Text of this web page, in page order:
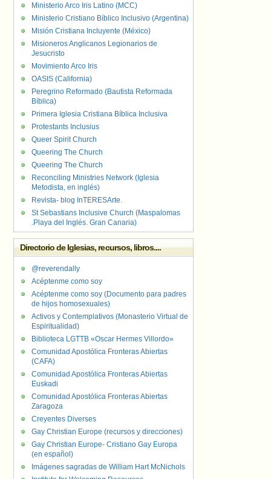
Ministerio Arco Iris Latino (MCC)
Ministerio Cristiano Bíblico Inclusivo (Argentina)
Misión Cristiana Incluyente (México)
Misioneros Anglicanos Legionarios de
Jesucristo
Movimiento Arco Iris
OASIS (California)
Peregrino Reformado (Bautista Reformada
Bíblica)
Primera Iglesia Cristiana Bíblica Inclusiva
Protestants Inclusius
Queer Spirit Church
Queering The Church
Queering The Church
Reconciling Ministries Network (Iglesia
Metodista, en inglés)
Revista- blog InTERESArte.
St Sebastians Inclusive Church (Maspalomas
.Playa del Inglés. Gran Canaria)
Directorio de Iglesias, recursos, libros....
@reverendally
Acéptenme como soy
Acéptenme como soy (Documento para padres
de hijos homosexuales)
Activos y Contemplativos (Monasterio Virtual de
Espiritualidad)
Biblioteca LGTTB «Oscar Hermes Villordo»
Comunidad Apostólica Fronteras Abiertas
(CAFA)
Comunidad Apostólica Fronteras Abiertas
Euskadi
Comunidad Apostólica Fronteras Abiertas
Zaragoza
Creyentes Diverses
Gay Christian Europe (recursos y direcciones)
Gay Christian Europe- Cristiano Gay Europa
(en español)
Imágenes sagradas de William Hart McNichols